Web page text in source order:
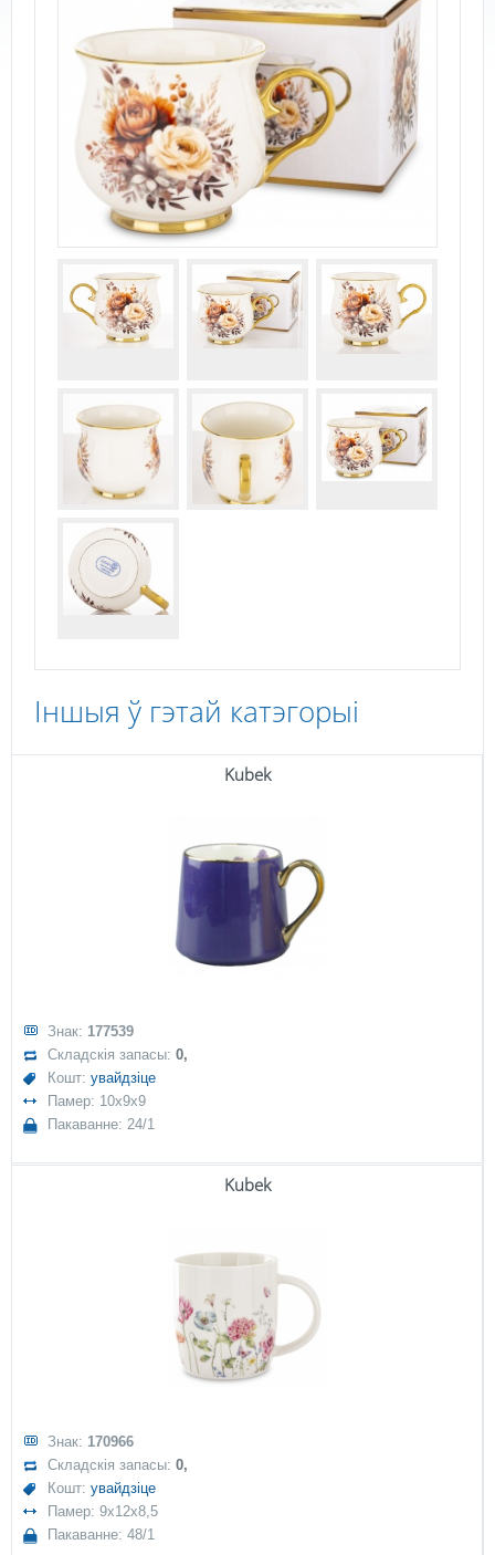
Іншыя ў гэтай катэгорыі
Kubek
Знак: 177539
Складскія запасы:0,
Кошт:увайдзіце
Памер: 10x9x9
Пакаванне: 24/1
Kubek
Знак: 170966
Складскія запасы:0,
Кошт:увайдзіце
Памер: 9x12x8,5
Пакаванне: 48/1